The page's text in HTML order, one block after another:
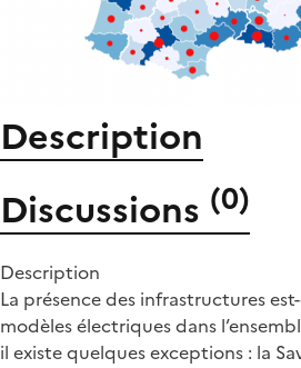
Description
Discussions (0)
Description
La présence des infrastructures
modèles électriques dans
il existe quelques exceptions : la